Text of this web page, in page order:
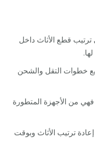
قطع الأثاث داخل
خطوات التقل والشحن
فهي من الأجهزة المتطورة
ترتيب الأثاث وبوقت